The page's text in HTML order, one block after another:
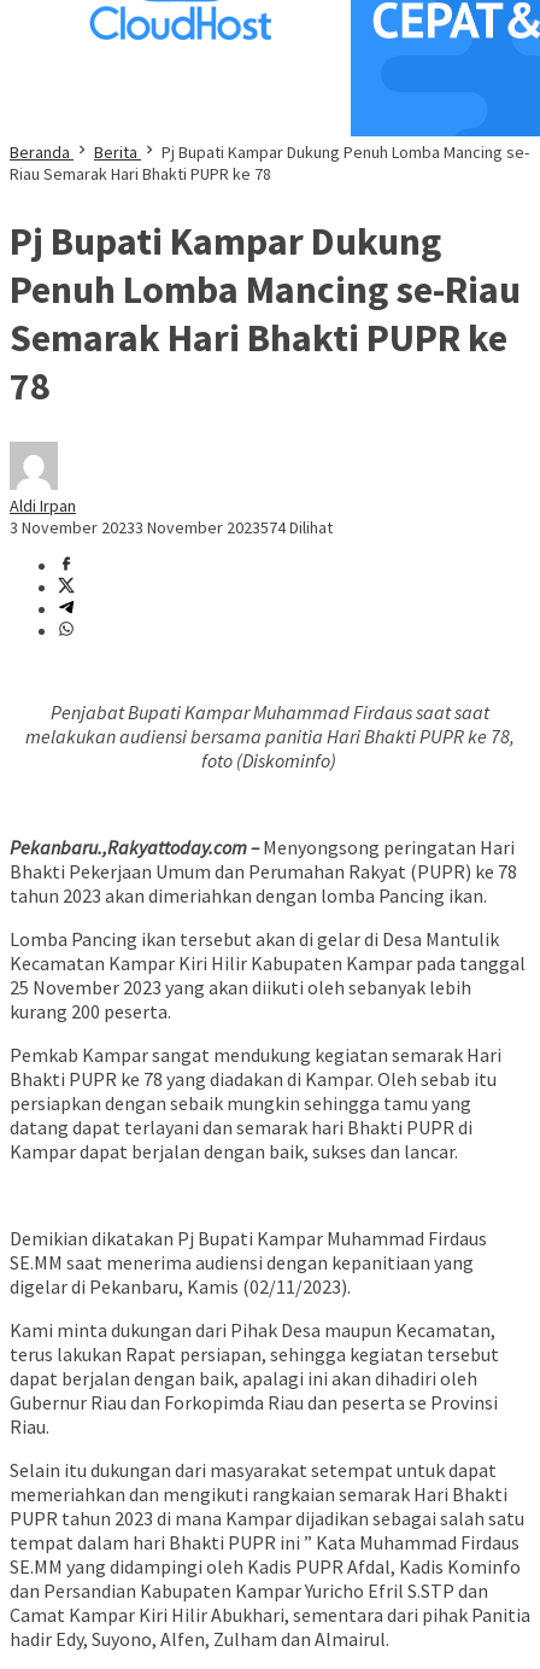
Beranda Berita
Pj Bupati Kampar Dukung Penuh Lomba Mancing se-
Riau Semarak Hari Bhakti PUPR ke 78
Pj Bupati Kampar Dukung
Penuh Lomba Mancing se-Riau
Semarak Hari Bhakti PUPR ke
78
Aldi Irpan
3 November 20233 November 2023574 Dilihat
Penjabat Bupati Kampar Muhammad Firdaus saat saat
melakukan audiensi bersama panitia Hari Bhakti PUPR ke 78,
foto (Diskominfo)
Pekanbaru.,Rakyattoday.com – Menyongsong peringatan Hari
Bhakti Pekerjaan Umum dan Perumahan Rakyat (PUPR) ke 78
tahun 2023 akan dimeriahkan dengan lomba Pancing ikan.
Lomba Pancing ikan tersebut akan di gelar di Desa Mantulik
Kecamatan Kampar Kiri Hilir Kabupaten Kampar pada tanggal
25 November 2023 yang akan diikuti oleh sebanyak lebih
kurang 200 peserta.
Pemkab Kampar sangat mendukung kegiatan semarak Hari
Bhakti PUPR ke 78 yang diadakan di Kampar. Oleh sebab itu
persiapkan dengan sebaik mungkin sehingga tamu yang
datang dapat terlayani dan semarak hari Bhakti PUPR di
Kampar dapat berjalan dengan baik, sukses dan lancar.
Demikian dikatakan Pj Bupati Kampar Muhammad Firdaus
SE.MM saat menerima audiensi dengan kepanitiaan yang
digelar di Pekanbaru, Kamis (02/11/2023).
Kami minta dukungan dari Pihak Desa maupun Kecamatan,
terus lakukan Rapat persiapan, sehingga kegiatan tersebut
dapat berjalan dengan baik, apalagi ini akan dihadiri oleh
Gubernur Riau dan Forkopimda Riau dan peserta se Provinsi
Riau.
Selain itu dukungan dari masyarakat setempat untuk dapat
memeriahkan dan mengikuti rangkaian semarak Hari Bhakti
PUPR tahun 2023 di mana Kampar dijadikan sebagai salah satu
tempat dalam hari Bhakti PUPR ini ” Kata Muhammad Firdaus
SE.MM yang didampingi oleh Kadis PUPR Afdal, Kadis Kominfo
dan Persandian Kabupaten Kampar Yuricho Efril S.STP dan
Camat Kampar Kiri Hilir Abukhari, sementara dari pihak Panitia
hadir Edy, Suyono, Alfen, Zulham dan Almairul.